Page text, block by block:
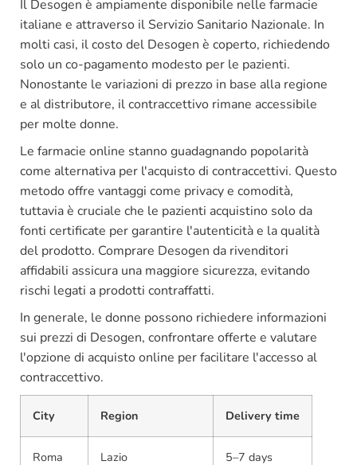
Il Desogen è ampiamente disponibile nelle farmacie
italiane e attraverso il Servizio Sanitario Nazionale. In
molti casi, il costo del Desogen è coperto, richiedendo
solo un co-pagamento modesto per le pazienti.
Nonostante le variazioni di prezzo in base alla regione
e al distributore, il contraccettivo rimane accessibile
per molte donne.
Le farmacie online stanno guadagnando popolarità
come alternativa per l'acquisto di contraccettivi. Questo
metodo offre vantaggi come privacy e comodità,
tuttavia è cruciale che le pazienti acquistino solo da
fonti certificate per garantire l'autenticità e la qualità
del prodotto. Comprare Desogen da rivenditori
affidabili assicura una maggiore sicurezza, evitando
rischi legati a prodotti contraffatti.
In generale, le donne possono richiedere informazioni
sui prezzi di Desogen, confrontare offerte e valutare
l'opzione di acquisto online per facilitare l'accesso al
contraccettivo.
City Region Delivery time
Roma Lazio 5–7 days